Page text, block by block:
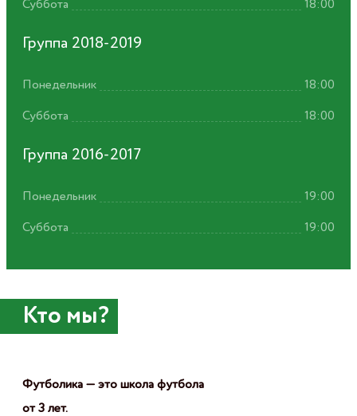
Суббота 18:00
Группа 2018-2019
Понедельник 18:00
Суббота 18:00
Группа 2016-2017
Понедельник 19:00
Суббота 19:00
Кто мы?
Футболика — это школа футбола
от 3 лет.